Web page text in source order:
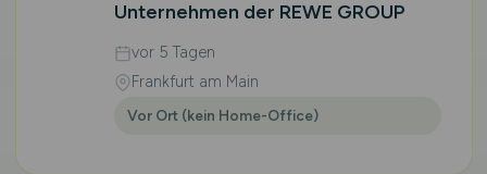
Unternehmen der REWE GROUP
vor 5 Tagen
Frankfurt am Main
Vor Ort (kein Home-Office)